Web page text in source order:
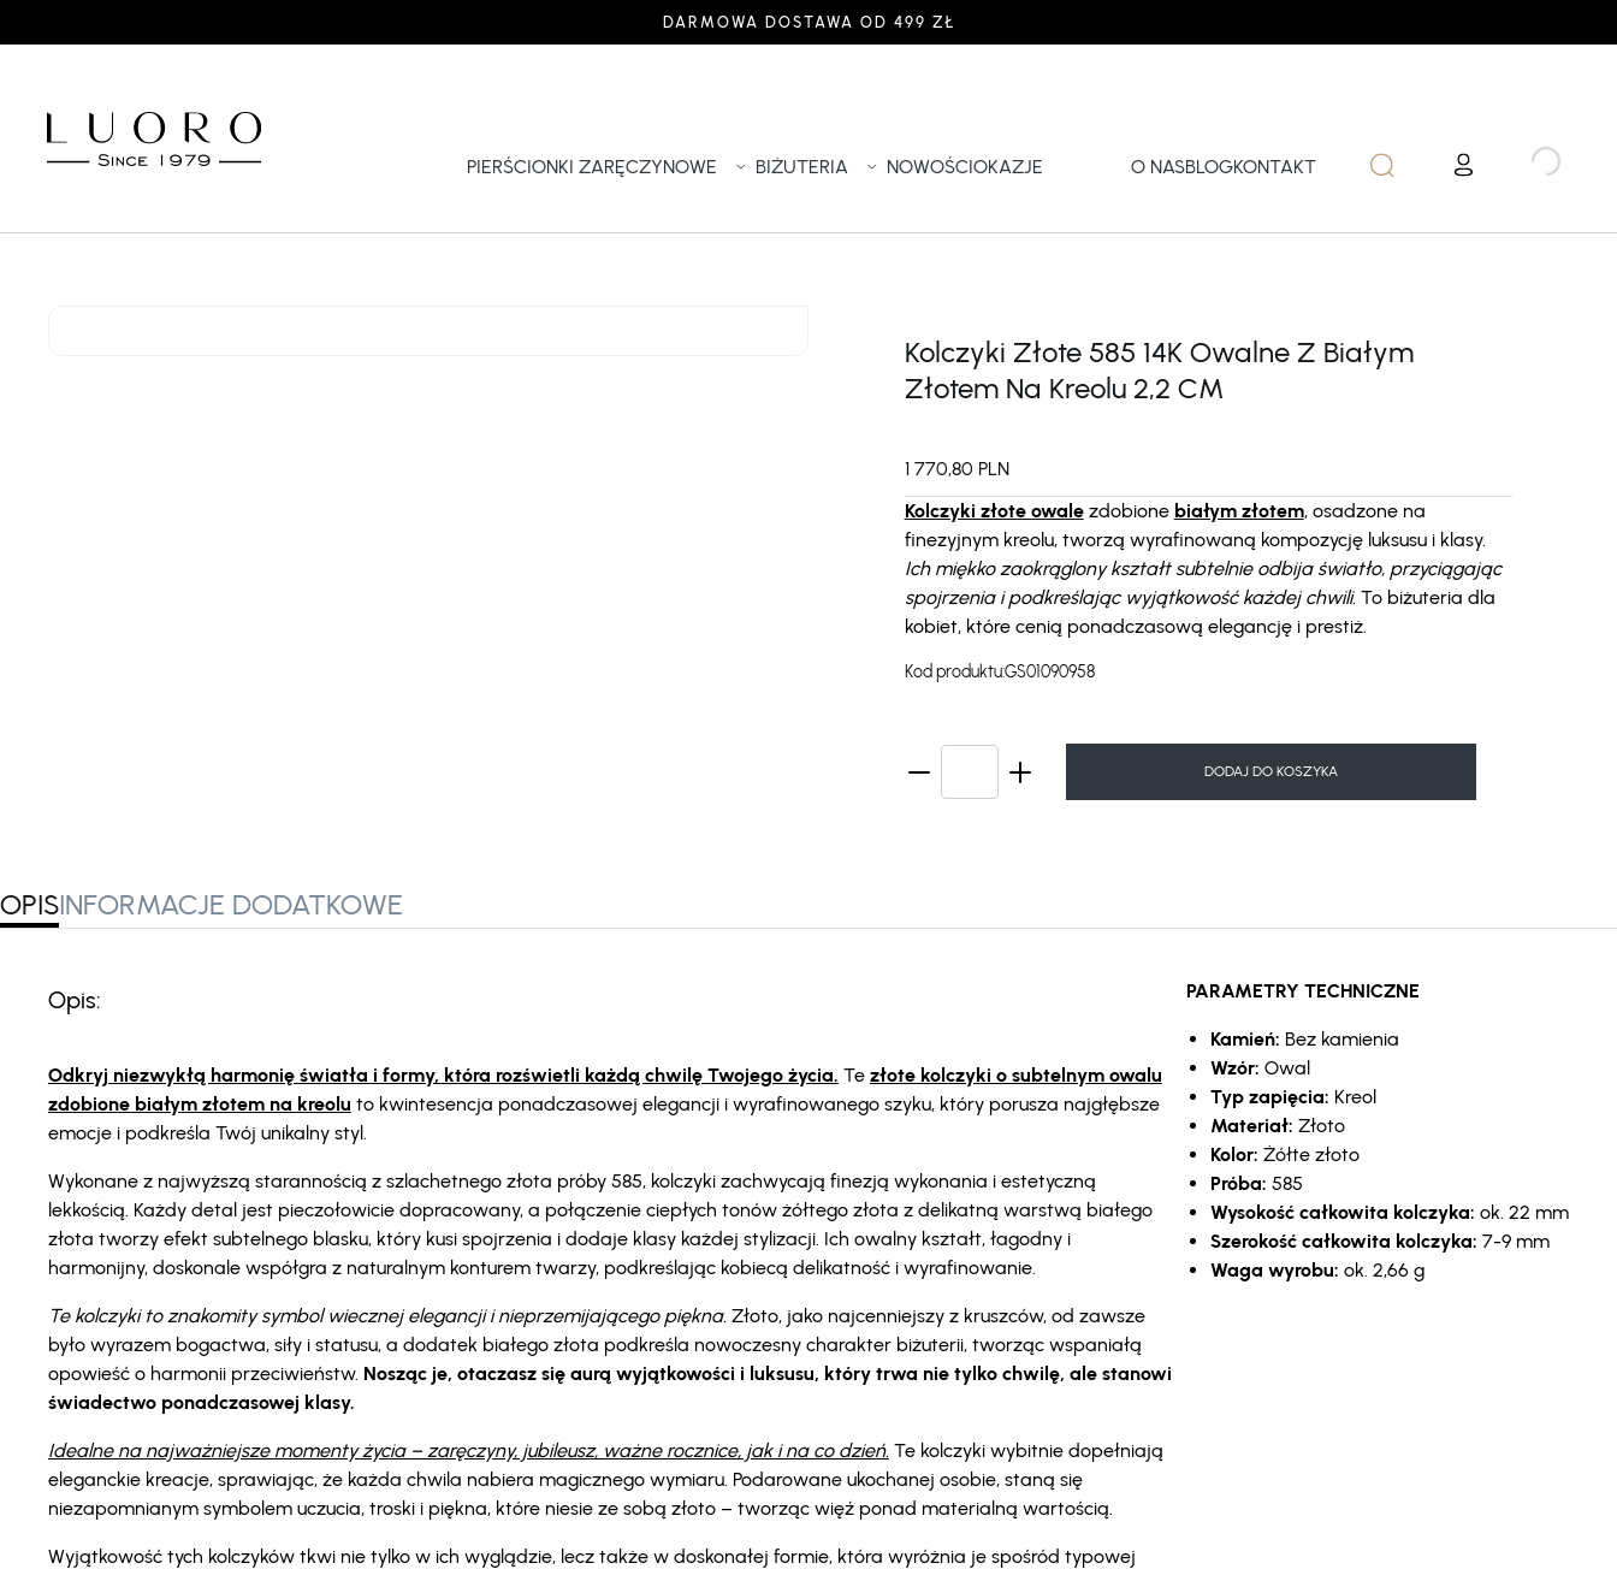
DARMOWA DOSTAWA OD 499 ZŁ
PIERŚCIONKI ZARĘCZYNOWE BIŻUTERIA NOWOŚCIOKAZJE O NASBLOGKONTAKT
Kolczyki Złote 585 14K Owalne Z Białym
Złotem Na Kreolu 2,2 CM
1 770,80 PLN
Kolczyki złote owalezdobione białym złotem, osadzone na
finezyjnym kreolu, tworzą wyrafinowaną kompozycję luksusu i klasy.
Ich miękko zaokrąglony kształt subtelnie odbija światło, przyciągając
spojrzenia i podkreślając wyjątkowość każdej chwili. To biżuteria dla
kobiet, które cenią ponadczasową elegancję i prestiż.
Kod produktu:GS01090958
DODAJ DO KOSZYKA
OPISINFORMACJE DODATKOWE
Opis:
Odkryj niezwykłą harmonię światła i formy, która rozświetli każdą chwilę Twojego życia. Te złote kolczyki o subtelnym owalu
zdobione białym złotem na kreolu to kwintesencja ponadczasowej elegancji i wyrafinowanego szyku, który porusza najgłębsze
emocje i podkreśla Twój unikalny styl.
Wykonane z najwyższą starannością z szlachetnego złota próby 585, kolczyki zachwycają finezją wykonania i estetyczną
lekkością. Każdy detal jest pieczołowicie dopracowany, a połączenie ciepłych tonów żółtego złota z delikatną warstwą białego
złota tworzy efekt subtelnego blasku, który kusi spojrzenia i dodaje klasy każdej stylizacji. Ich owalny kształt, łagodny i
harmonijny, doskonale współgra z naturalnym konturem twarzy, podkreślając kobiecą delikatność i wyrafinowanie.
Te kolczyki to znakomity symbol wiecznej elegancji i nieprzemijającego piękna. Złoto, jako najcenniejszy z kruszców, od zawsze
było wyrazem bogactwa, siły i statusu, a dodatek białego złota podkreśla nowoczesny charakter biżuterii, tworząc wspaniałą
opowieść o harmonii przeciwieństw. Nosząc je, otaczasz się aurą wyjątkowości i luksusu, który trwa nie tylko chwilę, ale stanowi
świadectwo ponadczasowej klasy.
Idealne na najważniejsze momenty życia – zaręczyny, jubileusz, ważne rocznice, jak i na co dzień. Te kolczyki wybitnie dopełniają
eleganckie kreacje, sprawiając, że każda chwila nabiera magicznego wymiaru. Podarowane ukochanej osobie, staną się
niezapomnianym symbolem uczucia, troski i piękna, które niesie ze sobą złoto – tworząc więź ponad materialną wartością.
Wyjątkowość tych kolczyków tkwi nie tylko w ich wyglądzie, lecz także w doskonałej formie, która wyróżnia je spośród typowej
PARAMETRY TECHNICZNE
Kamień: Bez kamienia
Wzór: Owal
Typ zapięcia: Kreol
Materiał: Złoto
Kolor: Żółte złoto
Próba: 585
Wysokość całkowita kolczyka: ok. 22 mm
Szerokość całkowita kolczyka: 7-9 mm
Waga wyrobu: ok. 2,66 g